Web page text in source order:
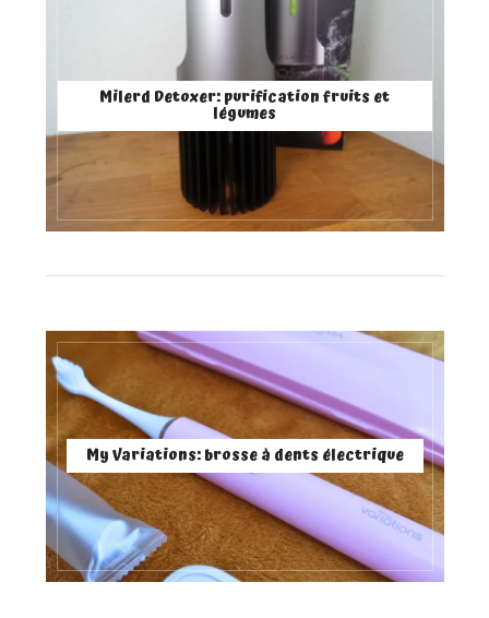
Milerd Detoxer: purification fruits et
légumes
My Variations: brosse à dents électrique